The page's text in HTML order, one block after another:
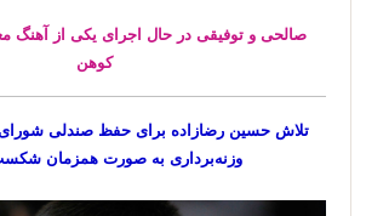
صالحی و توفیقی در حال اجرای یکی از آهنگ
کوهن
تلاش حسین رضازاده برای حفظ صندلی
وزنه‌برداری به صورت همزمان